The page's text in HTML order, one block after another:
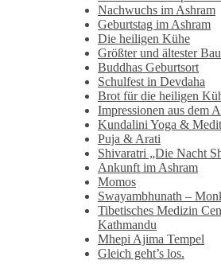
Nachwuchs im Ashram
Geburtstag im Ashram
Die heiligen Kühe
Größter und ältester
Buddhas Geburtsort
Schulfest in Devdaha
Brot für die heiligen
Impressionen aus dem
Kundalini Yoga &
Puja & Arati
Shivaratri „Die Nacht
Ankunft im Ashram
Momos
Swayambhunath –
Tibetisches Medizin
Kathmandu
Mhepi Ajima Tempel
Gleich geht’s los.